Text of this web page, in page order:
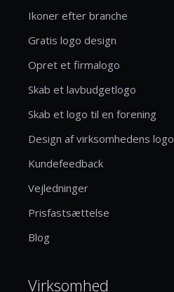
Ikoner efter branche
Gratis logo design
Opret et firmalogo
Skab et lavbudgetlogo
Skab et logo til en forening
Design af virksomhedens logo
Kundefeedback
Vejledninger
Prisfastsættelse
Blog
Virksomhed